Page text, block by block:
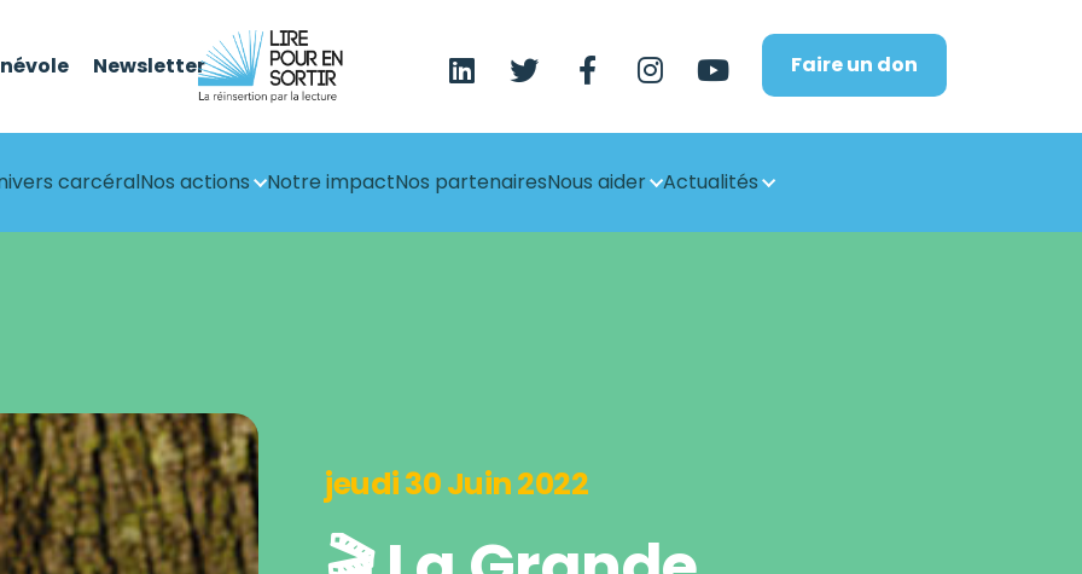
Faire un don
Newsletter
carcéralNos actions Notre impactNos partenairesNous aider Actualités
jeudi 30 Juin 2022